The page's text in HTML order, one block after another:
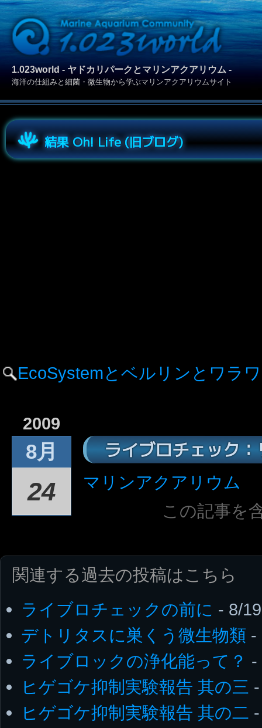
1.023world - ヤドカリパークとマリンアクアリウム -
海洋の仕組みと細菌・微生物から学ぶマリンアクアリウムサイト
結果 Oh! Life (旧ブログ)
EcoSystemとベルリンとワラ
2009
8月
24
ライブロチェック
マリンアクアリウム
この記事を
関連する過去の投稿はこちら
ライブロチェックの前に - 8/19
デトリタスに巣くう微生物類 -
ライブロックの浄化能って？ -
ヒゲゴケ抑制実験報告 其の三
ヒゲゴケ抑制実験報告 其の二